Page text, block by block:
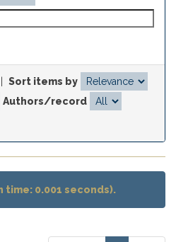
Sort items by
Authors/record
time: 0.001 seconds).